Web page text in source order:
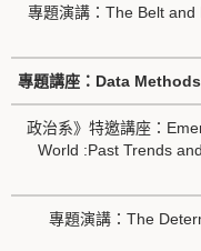
專題演講：The Belt
專題講座：Data
政治系》特邀講座：
World :Past Trends
專題演講：The